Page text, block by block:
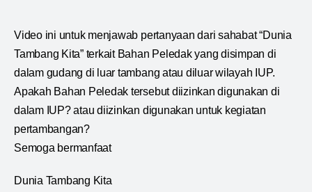
Video ini untuk menjawab pertanyaan dari sahabat “Dunia
Tambang Kita” terkait Bahan Peledak yang disimpan di
dalam gudang di luar tambang atau diluar wilayah IUP.
Apakah Bahan Peledak tersebut diizinkan digunakan di
dalam IUP? atau diizinkan digunakan untuk kegiatan
pertambangan?
Semoga bermanfaat
Dunia Tambang Kita